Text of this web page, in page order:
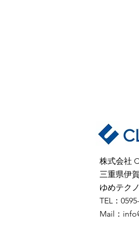
株式会社
三重県伊
ゆめテク
TEL：
Mail：